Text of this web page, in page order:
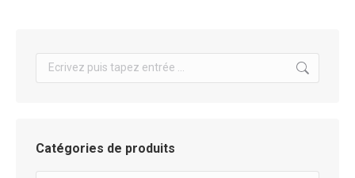
Search:
Catégories de produits